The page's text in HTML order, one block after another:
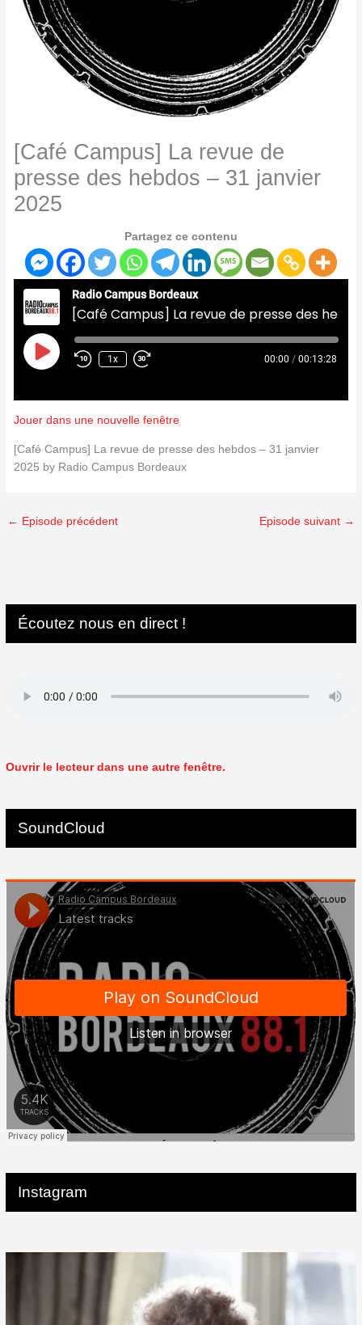
[Café Campus] La revue de
presse des hebdos – 31 janvier
2025
Partagez ce contenu
Radio Campus Bordeaux
[Café Campus] La revue de presse des hebdos - 31 janvier 2025
Play
Episode
1x 00:00 / 00:13:28
Jouer dans une nouvelle fenêtre
[Café Campus] La revue de presse des hebdos – 31 janvier
2025 by Radio Campus Bordeaux
← Episode précédent Episode suivant →
Écoutez nous en direct !
Ouvrir le lecteur dans une autre fenêtre.
SoundCloud
Instagram